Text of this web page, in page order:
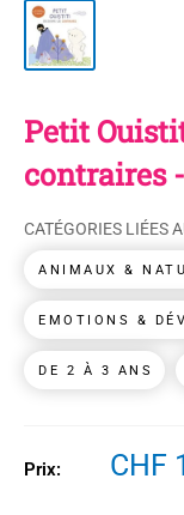
Petit
contraires
CATÉGORIES LIÉES
ANIMAUX &
EMOTIONS &
DE 2 À 3 ANS
Prix:
Prix
CHF